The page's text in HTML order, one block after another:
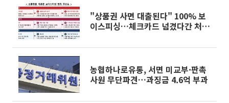
"상품권 사면 대출된다" 100% 보
이스피싱…체크카드 넘겼다간 처벌
농협하나로유통, 서면 미교부·판촉
사원 무단파견…과징금 4.6억 부과